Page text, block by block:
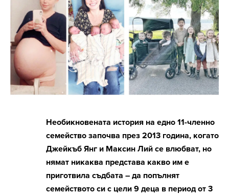
Необикновената история на едно 11-членно
семейство започва през 2013 година, когато
Джейкъб Янг и Максин Лий се влюбват, но
нямат никаква представа какво им е
приготвила съдбата – да попълнят
семейството си с цели 9 деца в период от 3